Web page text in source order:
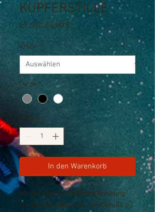
KUPFERSTILLE
57.000,00 MX$
Größe *
Farbe *
Anzahl *
In den Warenkorb
Ich bin eine Produktbeschreibung.
Ich bin der ideale Ort, um Details zu